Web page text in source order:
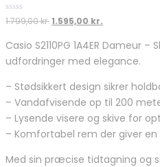
5
0
out
5
1.799,00kr. Den
pris
var:
1.595,00 kr.
pris
er:
Casio S2110PG 1A4ER
udfordringer med elegance.
– Stødsikkert design sikrer
– Vandafvisende op til 200
– Lysende visere og skive for
– Komfortabel rem der giver
Med sin præcise tidtagning og